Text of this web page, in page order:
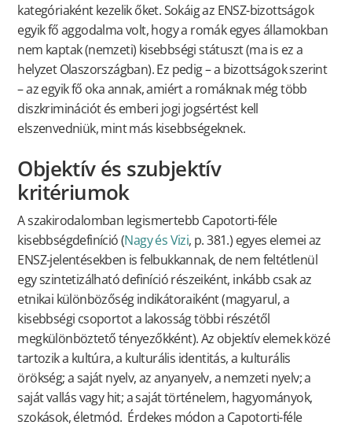
kategóriaként kezelik őket. Sokáig az ENSZ-bizottságok
egyik fő aggodalma volt, hogy a romák egyes államokban
nem kaptak (nemzeti) kisebbségi státuszt (ma is ez a
helyzet Olaszországban). Ez pedig – a bizottságok szerint
– az egyik fő oka annak, amiért a romáknak még több
diszkriminációt és emberi jogi jogsértést kell
elszenvedniük, mint más kisebbségeknek.
Objektív és szubjektív
kritériumok
A szakirodalomban legismertebb Capotorti-féle
kisebbségdefiníció (Nagy és Vizi, p. 381.) egyes elemei az
ENSZ-jelentésekben is felbukkannak, de nem feltétlenül
egy szintetizálható definíció részeiként, inkább csak az
etnikai különbözőség indikátoraiként (magyarul, a
kisebbségi csoportot a lakosság többi részétől
megkülönböztető tényezőkként). Az objektív elemek közé
tartozik a kultúra, a kulturális identitás, a kulturális
örökség; a saját nyelv, az anyanyelv, a nemzeti nyelv; a
saját vallás vagy hit; a saját történelem, hagyományok,
szokások, életmód. Érdekes módon a Capotorti-féle